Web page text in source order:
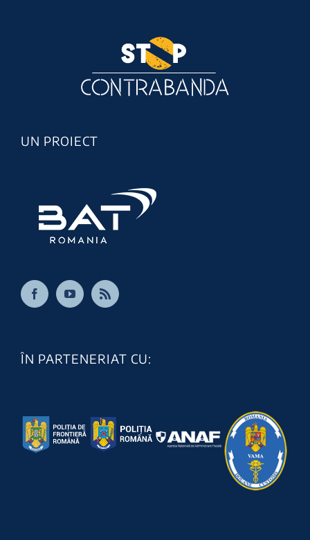
UN PROIECT
ÎN PARTENERIAT CU: